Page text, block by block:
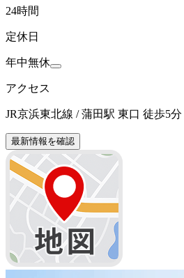
24時間
定休日
年中無休
アクセス
JR京浜東北線 / 蒲田駅 東口 徒歩5分
最新情報を確認